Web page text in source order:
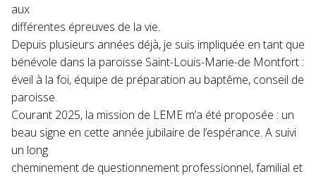
aux
différentes épreuves de la vie.
Depuis plusieurs années déjà, je suis impliquée en tant que
bénévole dans la paroisse Saint-Louis-Marie-de Montfort :
éveil à la foi, équipe de préparation au baptême, conseil de
paroisse.
Courant 2025, la mission de LEME m’a été proposée : un
beau signe en cette année jubilaire de l’espérance. A suivi
un long
cheminement de questionnement professionnel, familial et